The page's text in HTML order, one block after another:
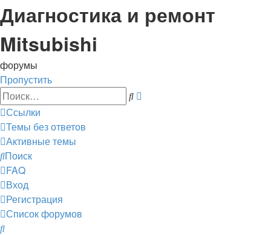
Диагностика и ремонт
Mitsubishi
форумы
Пропустить
Поиск
Ссылки
Темы без ответов
Активные темы
Поиск
FAQ
Вход
Регистрация
Список форумов
Поиск